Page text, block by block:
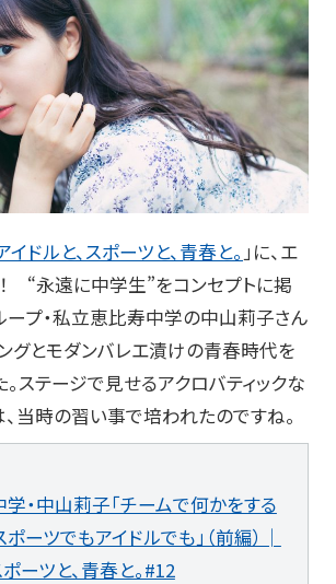
イドルと、スポーツと、青春と。」に、エ
“永遠に中学生”をコンセプトに掲
ープ・私立恵比寿中学の中山莉子さん
ングとモダンバレエ漬けの青春時代を
ステージで見せるアクロバティックな
当時の習い事で培われたのですね。
・中山莉子「チームで何かをする
ポーツでもアイドルでも」（前編）│
ポーツと、青春と。#12